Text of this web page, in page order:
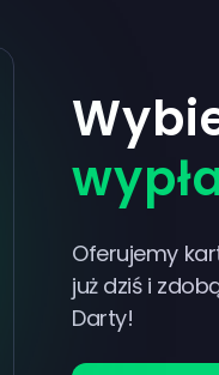
Oferujemy
już dziś i
Darty!